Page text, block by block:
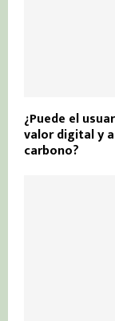
¿Puede el
valor digital y
carbono?